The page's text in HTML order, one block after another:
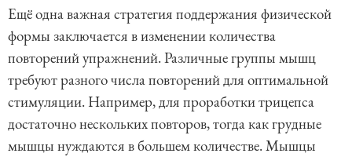
Ещё одна важная стратегия поддержания физической
формы заключается в изменении количества
повторений упражнений. Различные группы мышц
требуют разного числа повторений для оптимальной
стимуляции. Например, для проработки трицепса
достаточно нескольких повторов, тогда как грудные
мышцы нуждаются в большем количестве. Мышцы